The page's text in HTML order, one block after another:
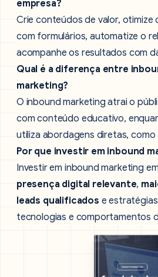
empresa?
Crie conteúdos de valor, otimize
com formulários, automatize o
acompanhe os resultados com
Qual é a diferença entre
marketing?
O inbound marketing atrai o
com conteúdo educativo,
utiliza abordagens diretas, como
Por que investir em inbound
Investir em inbound marketing
presença digital relevante,
leads qualificados e
tecnologias e comportamentos